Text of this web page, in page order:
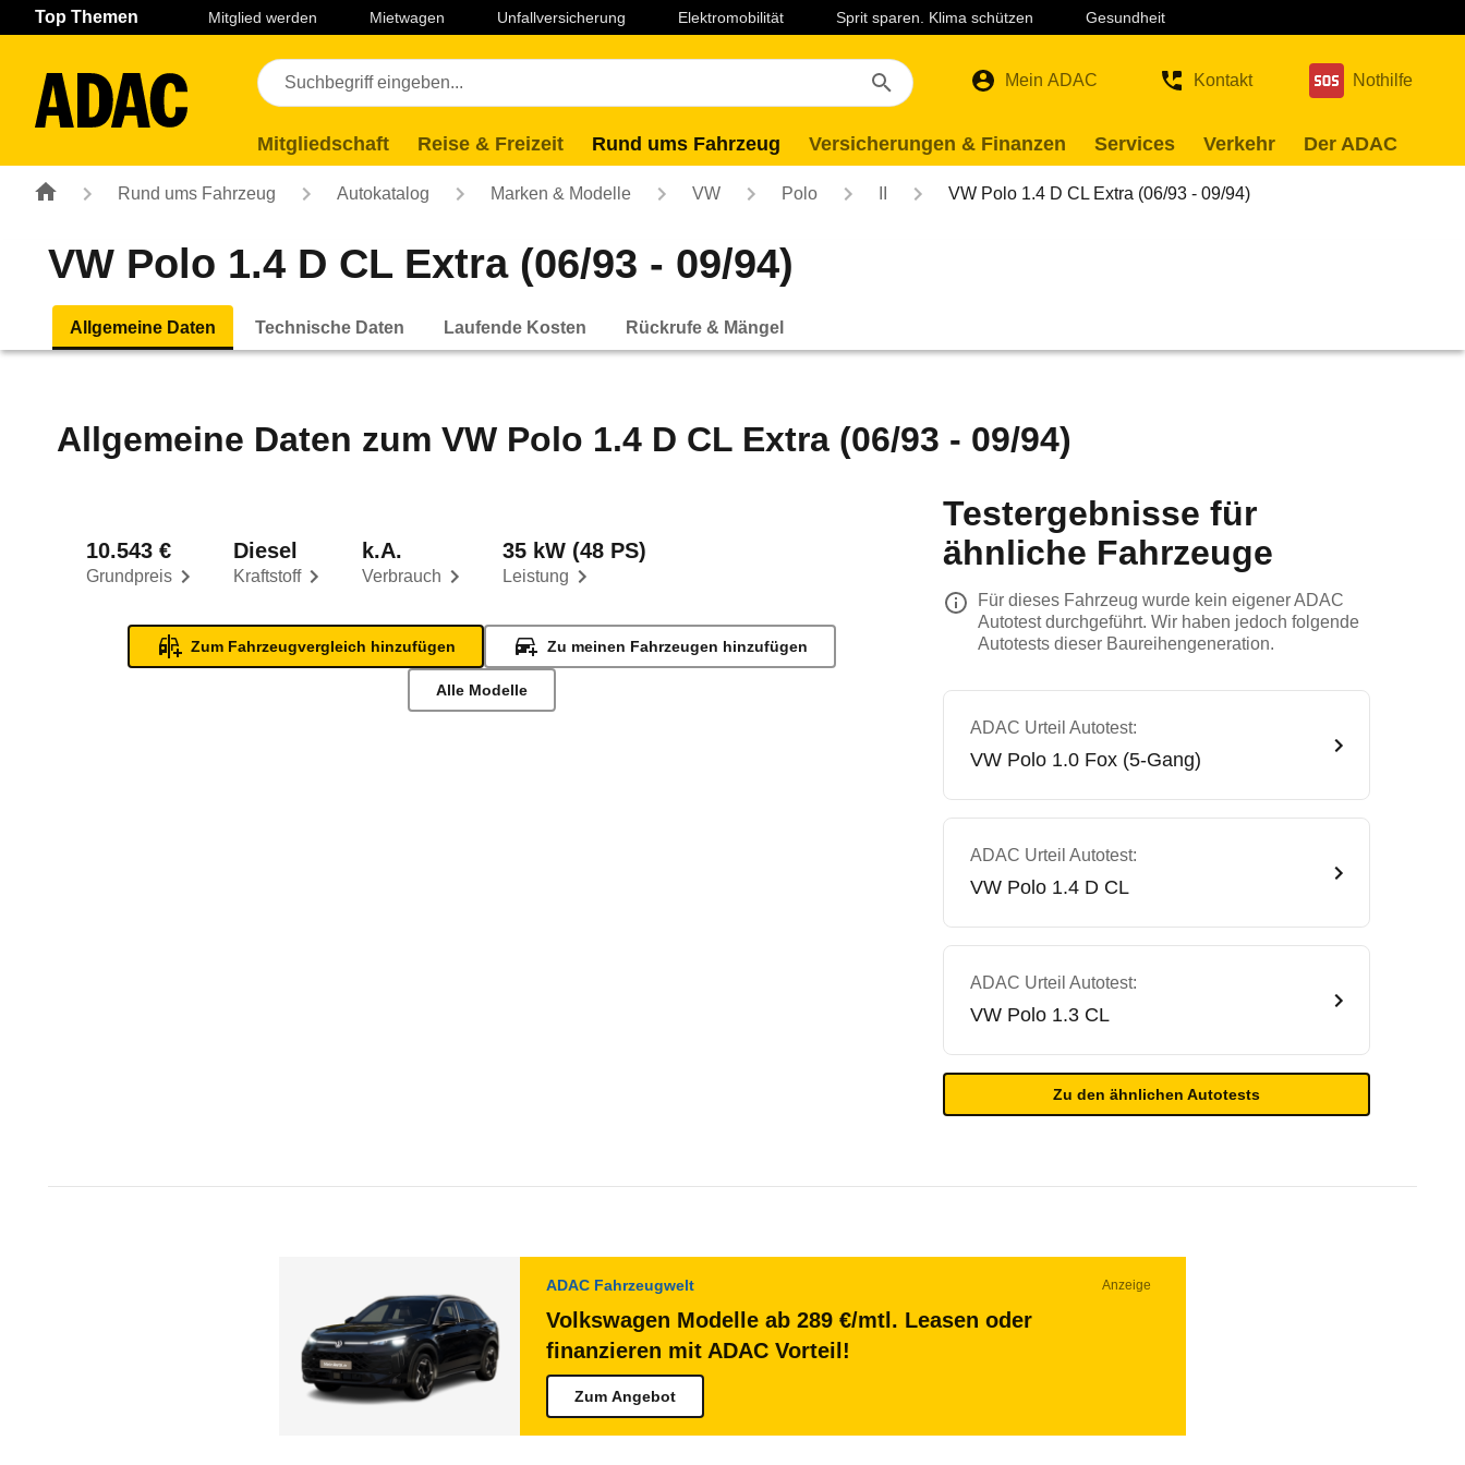
Navigation Seiteninhalt Fußzeile
Top Themen Mitglied werden Mietwagen Unfallversicherung Elektromobilität Sprit sparen. Klima schützen Gesundheit
Mein ADAC Kontakt Nothilfe
Mitgliedschaft Reise & Freizeit Rund ums Fahrzeug Versicherungen & Finanzen Services Verkehr Der ADAC
Rund ums Fahrzeug Autokatalog Marken & Modelle VW Polo VW Polo 1.4 D CL Extra (06/93 - 09/94)
VW Polo 1.4 D CL Extra (06/93 - 09/94)
Allgemeine Daten Technische Daten Laufende Kosten Rückrufe & Mängel
Allgemeine Daten zum VW Polo 1.4 D CL Extra (06/93 - 09/94)
Grundpreis
10.543 €
Kraftstoff
Diesel
Verbrauch
k.A.
Leistung
35 kW (48 PS)
Zum Fahrzeugvergleich hinzufügen Zu meinen Fahrzeugen hinzufügen
Alle Modelle
Testergebnisse für
ähnliche Fahrzeuge
Für dieses Fahrzeug wurde kein eigener ADAC
Autotest durchgeführt. Wir haben jedoch folgende
Autotests dieser Baureihengeneration.
ADAC Urteil Autotest:
VW Polo 1.0 Fox (5-Gang)
ADAC Urteil Autotest:
VW Polo 1.4 D CL
ADAC Urteil Autotest:
VW Polo 1.3 CL
Zu den ähnlichen Autotests
ADAC Fahrzeugwelt Anzeige
Volkswagen Modelle ab 289 €/mtl. Leasen oder
finanzieren mit ADAC Vorteil!
Zum Angebot